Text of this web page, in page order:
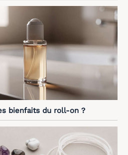
bienfaits du roll-on ?